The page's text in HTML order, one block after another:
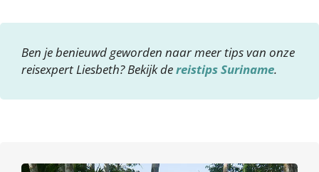
Ben je benieuwd geworden naar meer tips van onze
reisexpert Liesbeth? Bekijk dereistips Suriname.